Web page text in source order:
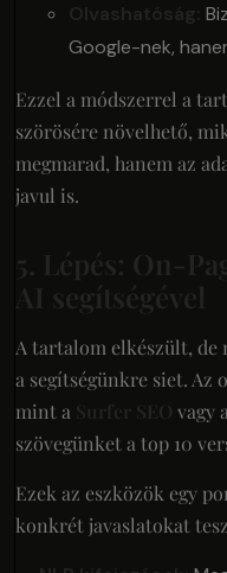
Olvashatóság:
Google-nek,
Ezzel a módszerrel a
szörösére növelhető,
megmarad, hanem az
javul is.
5. Lépés: On-
AI segítségével
A tartalom elkészült,
a segítségünkre siet. Az
mint a Surfer SEO vagy
szövegünket a top 10
Ezek az eszközök egy
konkrét javaslatokat